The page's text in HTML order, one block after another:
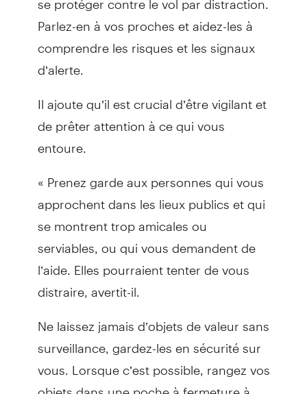
Parlez-en à vos proches et aidez-les à
comprendre les risques et les signaux
d’alerte.
Il ajoute qu’il est crucial d’être vigilant et
de prêter attention à ce qui vous
entoure.
« Prenez garde aux personnes qui vous
approchent dans les lieux publics et qui
se montrent trop amicales ou
serviables, ou qui vous demandent de
l’aide. Elles pourraient tenter de vous
distraire, avertit-il.
Ne laissez jamais d’objets de valeur sans
surveillance, gardez-les en sécurité sur
vous. Lorsque c’est possible, rangez vos
objets dans une poche à fermeture à